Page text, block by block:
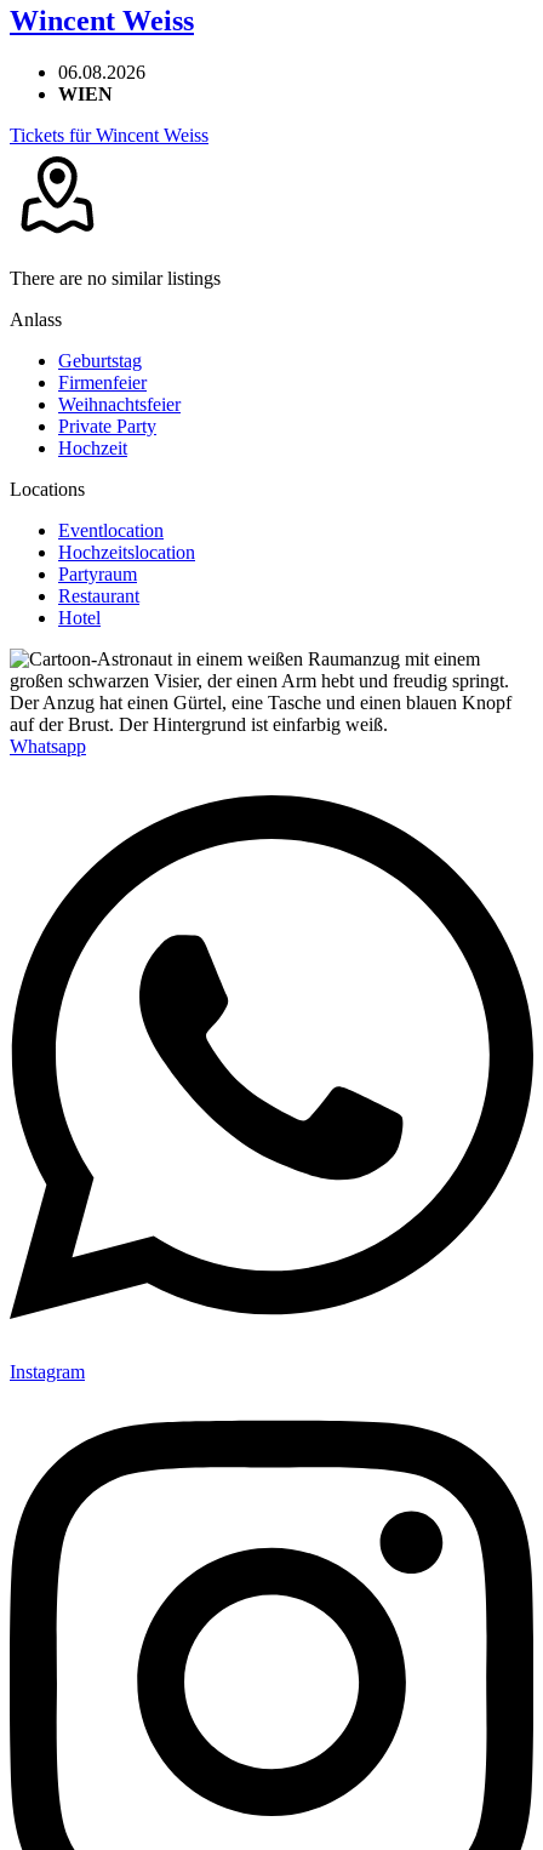
Wincent Weiss
06.08.2026
WIEN
Tickets für Wincent Weiss
There are no similar listings
Anlass
Geburtstag
Firmenfeier
Weihnachtsfeier
Private Party
Hochzeit
Locations
Eventlocation
Hochzeitslocation
Partyraum
Restaurant
Hotel
Whatsapp
Instagram